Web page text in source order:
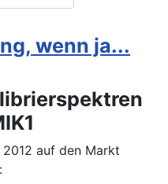
wenn ja...
2012 auf den Markt